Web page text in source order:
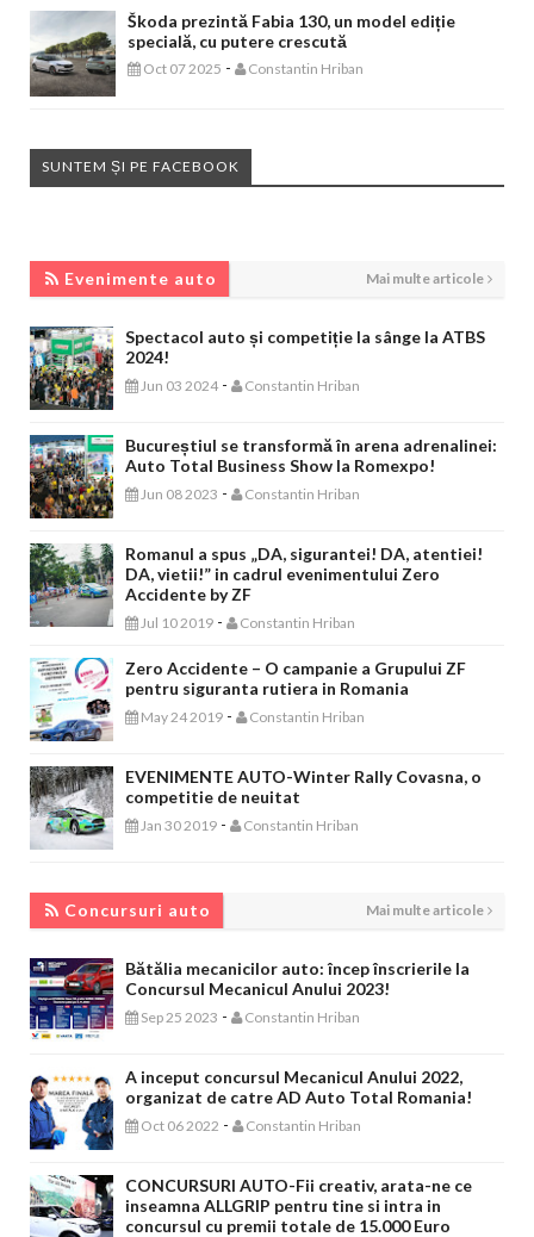
Škoda prezintă Fabia 130, un model ediție
specială, cu putere crescută
Oct 07 2025 - Constantin Hriban
SUNTEM ȘI PE FACEBOOK
Evenimente auto Mai multe articole
Spectacol auto și competiție la sânge la ATBS
2024!
Jun 03 2024 - Constantin Hriban
Bucureștiul se transformă în arena adrenalinei:
Auto Total Business Show la Romexpo!
Jun 08 2023 - Constantin Hriban
Romanul a spus „DA, sigurantei! DA, atentiei!
DA, vietii!” in cadrul evenimentului Zero
Accidente by ZF
Jul 10 2019 - Constantin Hriban
Zero Accidente – O campanie a Grupului ZF
pentru siguranta rutiera in Romania
May 24 2019 - Constantin Hriban
EVENIMENTE AUTO-Winter Rally Covasna, o
competitie de neuitat
Jan 30 2019 - Constantin Hriban
Concursuri auto Mai multe articole
Bătălia mecanicilor auto: încep înscrierile la
Concursul Mecanicul Anului 2023!
Sep 25 2023 - Constantin Hriban
A inceput concursul Mecanicul Anului 2022,
organizat de catre AD Auto Total Romania!
Oct 06 2022 - Constantin Hriban
CONCURSURI AUTO-Fii creativ, arata-ne ce
inseamna ALLGRIP pentru tine si intra in
concursul cu premii totale de 15.000 Euro